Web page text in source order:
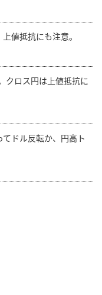
値抵抗にも注意。
クロス円は上値抵抗に
ドル反転か、円高ト